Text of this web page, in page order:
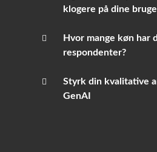
klogere på dine
Hvor mange køn har
respondenter?
Styrk din kvalitative
GenAI